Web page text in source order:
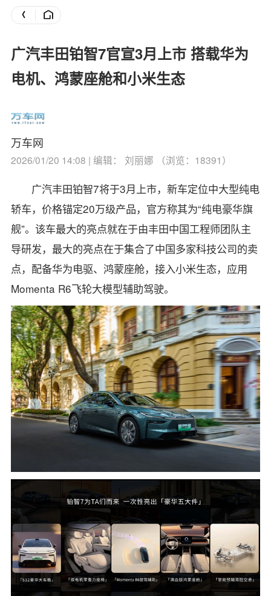
广汽丰田铂智7官宣3月上市 搭载华为
电机、鸿蒙座舱和小米生态
万车网
2026/01/20 14:08 | 编辑： 刘丽娜 （浏览：18391）
广汽丰田铂智7将于3月上市，新车定位中大型纯电
轿车，价格锚定20万级产品，官方称其为“纯电豪华旗
舰”。 该车最大的亮点就在于由丰田中国工程师团队主
导研发，最大的亮点在于集合了中国多家科技公司的卖
点，配备华为电驱、鸿蒙座舱，接入小米生态，应用
Momenta R6飞轮大模型辅助驾驶。